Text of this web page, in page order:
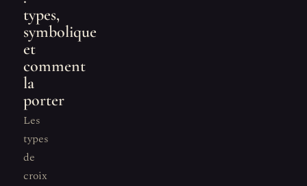
types,
symbolique
et
comment
la
porter
Les
types
de
croix